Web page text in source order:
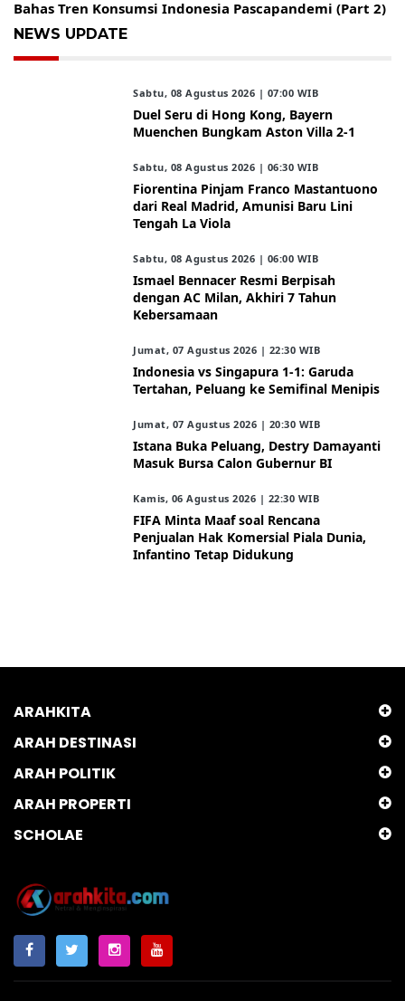
Bahas Tren Konsumsi Indonesia Pascapandemi (Part 2)
NEWS UPDATE
Sabtu, 08 Agustus 2026 | 07:00 WIB
Duel Seru di Hong Kong, Bayern
Muenchen Bungkam Aston Villa 2-1
Sabtu, 08 Agustus 2026 | 06:30 WIB
Fiorentina Pinjam Franco Mastantuono
dari Real Madrid, Amunisi Baru Lini
Tengah La Viola
Sabtu, 08 Agustus 2026 | 06:00 WIB
Ismael Bennacer Resmi Berpisah
dengan AC Milan, Akhiri 7 Tahun
Kebersamaan
Jumat, 07 Agustus 2026 | 22:30 WIB
Indonesia vs Singapura 1-1: Garuda
Tertahan, Peluang ke Semifinal Menipis
Jumat, 07 Agustus 2026 | 20:30 WIB
Istana Buka Peluang, Destry Damayanti
Masuk Bursa Calon Gubernur BI
Kamis, 06 Agustus 2026 | 22:30 WIB
FIFA Minta Maaf soal Rencana
Penjualan Hak Komersial Piala Dunia,
Infantino Tetap Didukung
ARAHKITA
ARAH DESTINASI
ARAH POLITIK
ARAH PROPERTI
SCHOLAE